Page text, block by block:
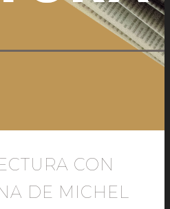
CON
DE MICHEL